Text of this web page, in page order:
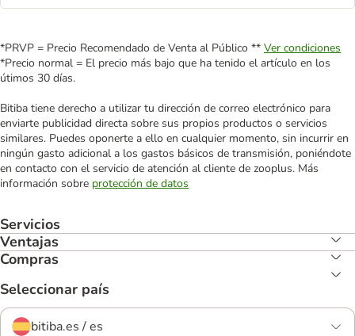
*PRVP = Precio Recomendado de Venta al Público ** Ver condiciones
*Precio normal = El precio más bajo que ha tenido el artículo en los
útimos 30 días.
Bitiba tiene derecho a utilizar tu dirección de correo electrónico para
enviarte publicidad directa sobre sus propios productos o servicios
similares. Puedes oponerte a ello en cualquier momento, sin incurrir en
ningún gasto adicional a los gastos básicos de transmisión, poniéndote
en contacto con el servicio de atención al cliente de zooplus. Más
información sobre protección de datos
Servicios
Ventajas
Compras
Seleccionar país
bitiba.es / es